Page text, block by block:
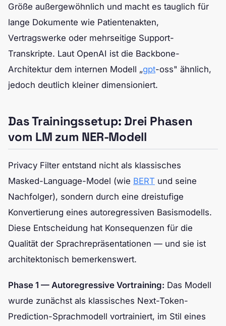
Größe außergewöhnlich und macht es tauglich für
lange Dokumente wie Patientenakten,
Vertragswerke oder mehrseitige Support-
Transkripte. Laut OpenAI ist die Backbone-
Architektur dem internen Modell „gpt-oss" ähnlich,
jedoch deutlich kleiner dimensioniert.
Das Trainingssetup: Drei Phasen
vom LM zum NER-Modell
Privacy Filter entstand nicht als klassisches
Masked-Language-Model (wie BERT und seine
Nachfolger), sondern durch eine dreistufige
Konvertierung eines autoregressiven Basismodells.
Diese Entscheidung hat Konsequenzen für die
Qualität der Sprachrepräsentationen — und sie ist
architektonisch bemerkenswert.
Phase 1 — Autoregressive Vortraining: Das Modell
wurde zunächst als klassisches Next-Token-
Prediction-Sprachmodell vortrainiert, im Stil eines